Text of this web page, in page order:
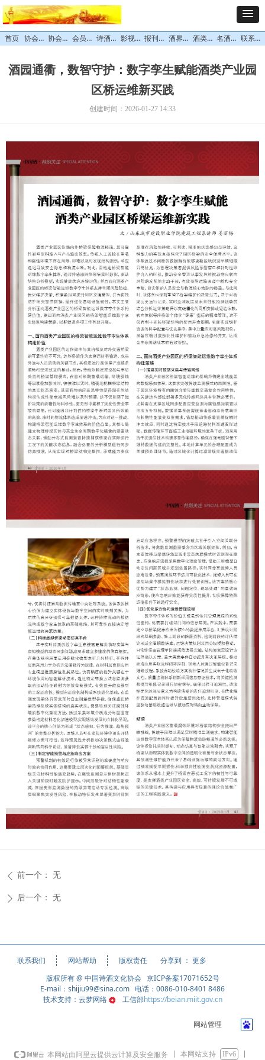
首页 协会概况 协会领导 会员中心 诗酒文化 影视专栏 报刊杂志 酒界精英 酒类专区 名酒风采 联系我们
酒园通衢，数智守护：数字孪生赋能酒类产业园
区桥运维新买践
创建时间： 2026-01-27 14:33
ꄴ 前一个： 无
ꄲ 后一个： 无
联系我们 网站帮助 版权责任 分享到 ： 更多
版权所有 @ 中国诗酒文化协会 京ICP备案17071652号
E-mail：shijiu99@sina.com 电话：0086-010-8401 8486
技术支持：云梦网络
工信部https://beian.miit.gov.cn
网站管理
本网站由阿里云提供云计算及安全服务 本网站支持
IPv6